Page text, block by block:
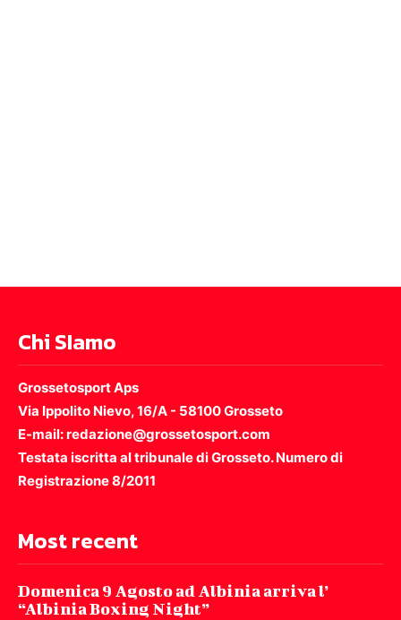
Chi SIamo
Grossetosport Aps
Via Ippolito Nievo, 16/A - 58100 Grosseto
E-mail: redazione@grossetosport.com
Testata iscritta al tribunale di Grosseto. Numero di
Registrazione 8/2011
Most recent
Domenica 9 Agosto ad Albinia arriva l’
“Albinia Boxing Night”